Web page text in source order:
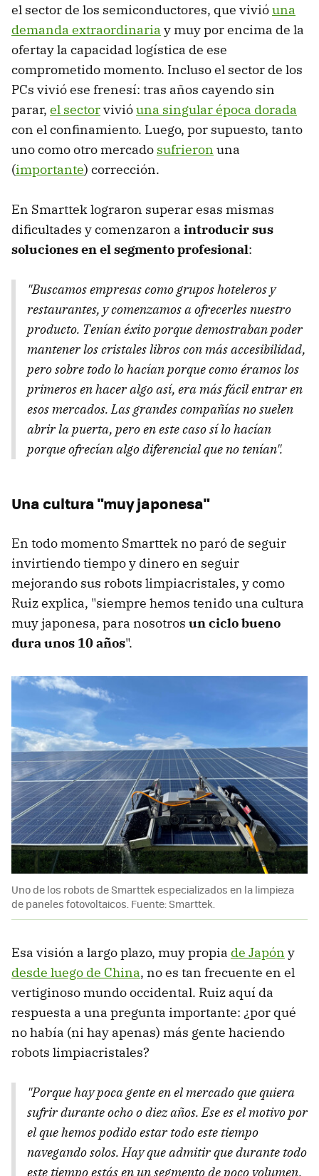
el sector de los semiconductores, que vivióuna
demanda extraordinaria y muy por encima de la
ofertay la capacidad logística de ese
comprometido momento. Incluso el sector de los
PCs vivió ese frenesí: tras años cayendo sin
parar, el sectorvivióuna singular época dorada
con el confinamiento. Luego, por supuesto, tanto
uno como otro mercado sufrieron una
(importante) corrección.
En Smarttek lograron superar esas mismas
dificultades y comenzaron a introducir sus
soluciones en el segmento profesional:
"Buscamos empresas como grupos hoteleros y
restaurantes, y comenzamos a ofrecerles nuestro
producto. Tenían éxito porque demostraban poder
mantener los cristales libros con más accesibilidad,
pero sobre todo lo hacían porque como éramos los
primeros en hacer algo así, era más fácil entrar en
esos mercados. Las grandes compañías no suelen
abrir la puerta, pero en este caso sí lo hacían
porque ofrecían algo diferencial que no tenían".
Una cultura "muy japonesa"
En todo momento Smarttek no paró de seguir
invirtiendo tiempo y dinero en seguir
mejorando sus robots limpiacristales, y como
Ruiz explica, "siempre hemos tenido una cultura
muy japonesa, para nosotros un ciclo bueno
dura unos 10 años".
Uno de los robots de Smarttek especializados en la limpieza
de paneles fotovoltaicos. Fuente: Smarttek.
Esa visión a largo plazo, muy propia de Japón y
desde luego de China, no es tan frecuente en el
vertiginoso mundo occidental. Ruiz aquí da
respuesta a una pregunta importante: ¿por qué
no había (ni hay apenas) más gente haciendo
robots limpiacristales?
"Porque hay poca gente en el mercado que quiera
sufrir durante ocho o diez años. Ese es el motivo por
el que hemos podido estar todo este tiempo
navegando solos. Hay que admitir que durante todo
este tiempo estás en un segmento de poco volumen,